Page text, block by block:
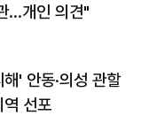
…개인 의견"
' 안동·의성 관할
선포